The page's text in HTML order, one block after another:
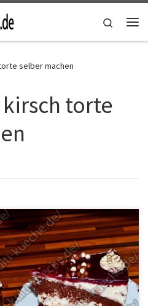
Search
selber machen
torte
Torte Für den Teig4 Eier170g
Päck. Backpulver Für den
Tortenguss Für die Creme1000g
Zucker100g Schokoladenstreusel
Perlen Für den